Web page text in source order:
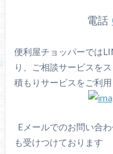
電話
便利屋チョッパーでは
り、ご相談サービスを
積もりサービスをご利
Eメールでのお問い合
も受けつけております